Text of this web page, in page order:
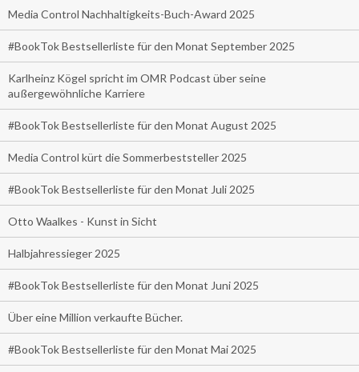
Media Control Nachhaltigkeits-Buch-Award 2025
#BookTok Bestsellerliste für den Monat September 2025
Karlheinz Kögel spricht im OMR Podcast über seine
außergewöhnliche Karriere
#BookTok Bestsellerliste für den Monat August 2025
Media Control kürt die Sommerbeststeller 2025
#BookTok Bestsellerliste für den Monat Juli 2025
Otto Waalkes - Kunst in Sicht
Halbjahressieger 2025
#BookTok Bestsellerliste für den Monat Juni 2025
Über eine Million verkaufte Bücher.
#BookTok Bestsellerliste für den Monat Mai 2025